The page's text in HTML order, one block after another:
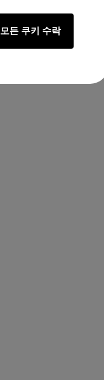
모든 쿠키 수락